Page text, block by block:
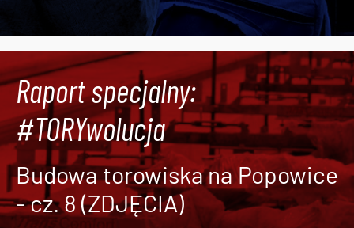
Raport specjalny:
#TORYwolucja
Budowa torowiska na Popowice
- cz. 8 (ZDJĘCIA)